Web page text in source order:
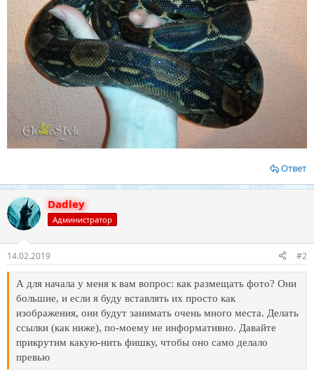
Ответ
Dadley
Администратор
14.02.2019 #2
А для начала у меня к вам вопрос: как размещать фото? Они
большие, и если я буду вставлять их просто как
изображения, они будут занимать очень много места. Делать
ссылки (как ниже), по-моему не информативно. Давайте
прикрутим какую-нить фишку, чтобы оно само делало
превью